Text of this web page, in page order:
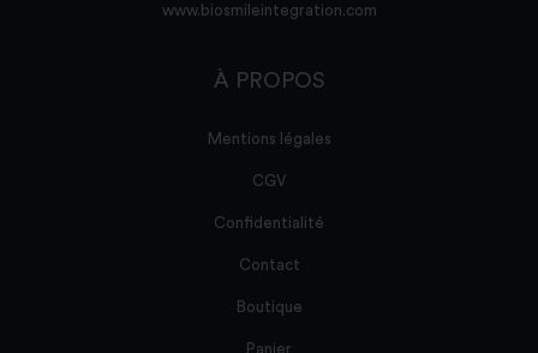
www.biosmileintegration.com
À PROPOS
Mentions légales
CGV
Confidentialité
Contact
Boutique
Panier